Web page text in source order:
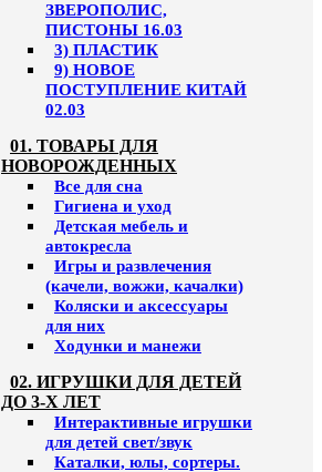
ЗВЕРОПОЛИС,
ПИСТОНЫ 16.03
3) ПЛАСТИК
9) НОВОЕ
ПОСТУПЛЕНИЕ КИТАЙ
02.03
01. ТОВАРЫ ДЛЯ
НОВОРОЖДЕННЫХ
Все для сна
Гигиена и уход
Детская мебель и
автокресла
Игры и развлечения
(качели, вожжи, качалки)
Коляски и аксессуары
для них
Ходунки и манежи
02. ИГРУШКИ ДЛЯ ДЕТЕЙ
ДО 3-Х ЛЕТ
Интерактивные игрушки
для детей свет/звук
Каталки, юлы, сортеры.